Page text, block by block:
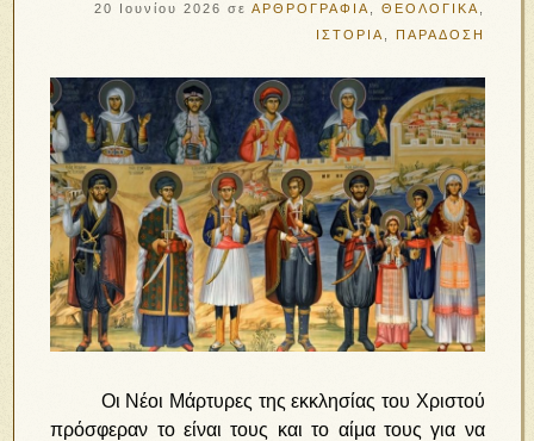
20 Ιουνίου 2026 σε ΑΡΘΡΟΓΡΑΦΙΑ ΘΕΟΛΟΓΙΚΑ
ΙΣΤΟΡΙΑ
ΠΑΡΑΔΟΣΗ
Οι Νέοι Μάρτυρες της εκκλησίας του Χριστού
πρόσφεραν το είναι τους και το αίμα τους για να